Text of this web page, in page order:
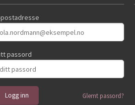
postadresse
passord
Glemt passord?